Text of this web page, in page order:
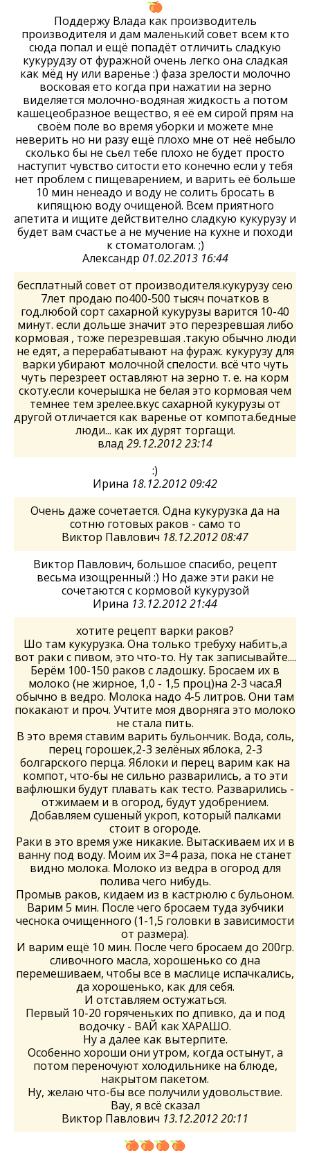
Поддержу Влада как производитель
производителя и дам маленький совет всем кто
сюда попал и ещё попадёт отличить сладкую
кукурудзу от фуражной очень легко она сладкая
как мёд ну или варенье :) фаза зрелости молочно
восковая ето когда при нажатии на зерно
виделяется молочно-водяная жидкость а потом
кашецеобразное вещество, я её ем сирой прям на
своём поле во время уборки и можете мне
неверить но ни разу ещё плохо мне от неё небыло
сколько бы не сьел тебе плохо не будет просто
наступит чувство ситости ето конечно если у тебя
нет проблем с пищеварением, и варить её больше
10 мин ненеадо и воду не солить бросать в
кипящюю воду очищеной. Всем приятного
апетита и ищите действително сладкую кукурузу и
будет вам счастье а не мучение на кухне и походи
к стоматологам. ;)
Александр 01.02.2013 16:44
бесплатный совет от производителя.кукурузу сею
7лет продаю по400-500 тысяч початков в
год.любой сорт сахарной кукурузы варится 10-40
минут. если дольше значит это перезревшая либо
кормовая , тоже перезревшая .такую обычно люди
не едят, а перерабатывают на фураж. кукурузу для
варки убирают молочной спелости. всё что чуть
чуть перезреет оставляют на зерно т. е. на корм
скоту.если кочерышка не белая это кормовая чем
темнее тем зрелее.вкус сахарной кукурузы от
другой отличается как варенье от компота.бедные
люди... как их дурят торгащи.
влад 29.12.2012 23:14
:)
Ирина 18.12.2012 09:42
Очень даже сочетается. Одна кукурузка да на
сотню готовых раков - само то
Виктор Павлович 18.12.2012 08:47
Виктор Павлович, большое спасибо, рецепт
весьма изощренный :) Но даже эти раки не
сочетаются с кормовой кукурузой
Ирина 13.12.2012 21:44
хотите рецепт варки раков?
Шо там кукурузка. Она только требуху набить,а
вот раки с пивом, это что-то. Ну так записывайте....
Берём 100-150 раков с ладошку. Бросаем их в
молоко (не жирное, 1,0 - 1,5 проц)на 2-3 часа.Я
обычно в ведро. Молока надо 4-5 литров. Они там
покакают и проч. Учтите моя дворняга это молоко
не стала пить.
В это время ставим варить бульончик. Вода, соль,
перец горошек,2-3 зелёных яблока, 2-3
болгарского перца. Яблоки и перец варим как на
компот, что-бы не сильно разварились, а то эти
вафлюшки будут плавать как тесто. Разварились -
отжимаем и в огород, будут удобрением.
Добавляем сушеный укроп, который палками
стоит в огороде.
Раки в это время уже никакие. Вытаскиваем их и в
ванну под воду. Моим их 3=4 раза, пока не станет
видно молока. Молоко из ведра в огород для
полива чего нибудь.
Промыв раков, кидаем из в кастрюлю с бульоном.
Варим 5 мин. После чего бросаем туда зубчики
чеснока очищенного (1-1,5 головки в зависимости
от размера).
И варим ещё 10 мин. После чего бросаем до 200гр.
сливочного масла, хорошенько со дна
перемешиваем, чтобы все в маслице испачкались,
да хорошенько, как для себя.
И отставляем остужаться.
Первый 10-20 горяченьких по дпивко, да и под
водочку - ВАЙ как ХАРАШО.
Ну а далее как вытерпите.
Особенно хороши они утром, когда остынут, а
потом переночуют холодильнике на блюде,
накрытом пакетом.
Ну, желаю что-бы все получили удовольствие.
Вау, я всё сказал
Виктор Павлович 13.12.2012 20:11